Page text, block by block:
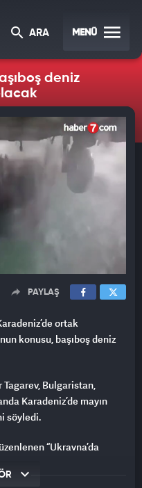
ARA MENÜ
deniz
PAYLAŞ
ortak
konusu, başıboş deniz
Tagarev, Bulgaristan,
Karadeniz’de mayın
söyledi.
“Ukrayna’da